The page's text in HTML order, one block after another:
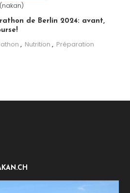
de Berlin 2024: avant,
, Nutrition , Préparation